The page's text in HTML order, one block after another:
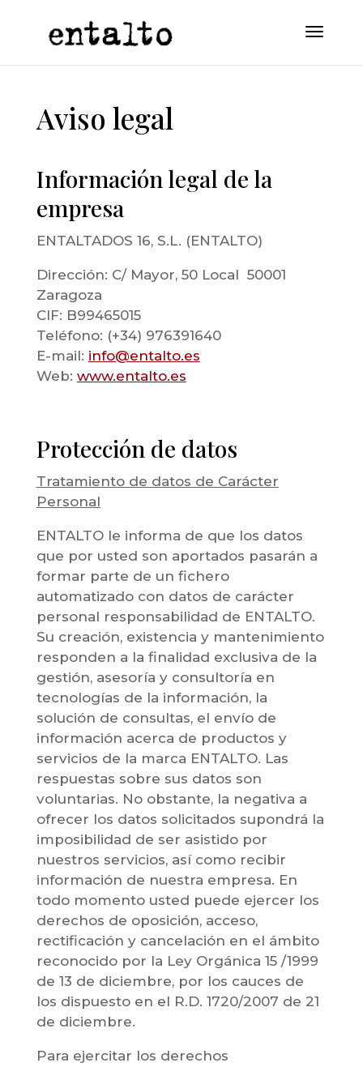
Aviso legal
Información legal de la
empresa
ENTALTADOS 16, S.L. (ENTALTO)
Dirección: C/ Mayor, 50 Local 50001
Zaragoza
CIF: B99465015
Teléfono: (+34) 976391640
E-mail: info@entalto.es
Web: www.entalto.es
Protección de datos
Tratamiento de datos de Carácter
Personal
ENTALTO le informa de que los datos
que por usted son aportados pasarán a
formar parte de un fichero
automatizado con datos de carácter
personal responsabilidad de ENTALTO.
Su creación, existencia y mantenimiento
responden a la finalidad exclusiva de la
gestión, asesoría y consultoría en
tecnologías de la información, la
solución de consultas, el envío de
información acerca de productos y
servicios de la marca ENTALTO. Las
respuestas sobre sus datos son
voluntarias. No obstante, la negativa a
ofrecer los datos solicitados supondrá la
imposibilidad de ser asistido por
nuestros servicios, así como recibir
información de nuestra empresa. En
todo momento usted puede ejercer los
derechos de oposición, acceso,
rectificación y cancelación en el ámbito
reconocido por la Ley Orgánica 15 /1999
de 13 de diciembre, por los cauces de
los dispuesto en el R.D. 1720/2007 de 21
de diciembre.
Para ejercitar los derechos